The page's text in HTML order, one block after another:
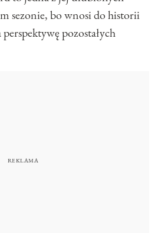
sezonie, bo wnosi do historii
pozostałych